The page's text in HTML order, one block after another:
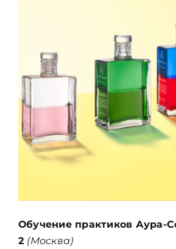
Обучение практиков Аура-
2 (Москва)